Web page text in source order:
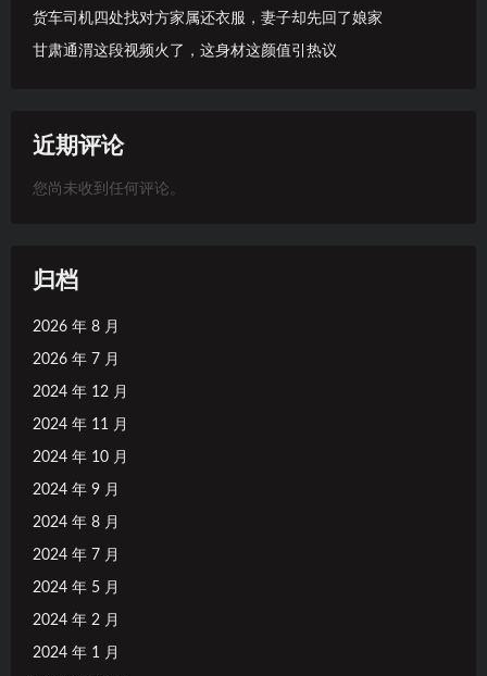
货车司机四处找对方家属还衣服，妻子却先回了娘家
甘肃通渭这段视频火了，这身材这颜值引热议
近期评论
您尚未收到任何评论。
归档
2026 年 8 月
2026 年 7 月
2024 年 12 月
2024 年 11 月
2024 年 10 月
2024 年 9 月
2024 年 8 月
2024 年 7 月
2024 年 5 月
2024 年 2 月
2024 年 1 月